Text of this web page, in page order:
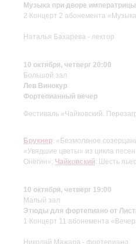
Музыка при дворе
2 Концерт 2 абонемента
Наталья Бахарева - лектор
10 октября, четверг 20:00
Большой зал
Лев Винокур
Фортепианный вечер
Фестиваль «Чайковский.
Брукнер: «Безмолвное
«Увядшие цветы» из цикла
Онегин»; Чайковский: Шесть
10 октября, четверг 19:00
Малый зал
Этюды для фортепиано от
1 Концерт 11 абонемента
Николай Мажара - фортепиано